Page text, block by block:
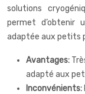
solutions
permet d’obtenir
adaptée aux petits
Avantages:
adapté aux
Inconvénients: